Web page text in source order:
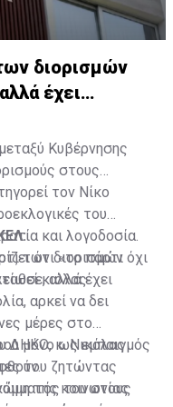
διορισμών
έχει
Κυβέρνησης
στους
τον Νίκο
του
και λογοδοσία.
ότι «το πάρτι
αλλά έχει
των διορισμών όχι
κιόλας.
αρκεί να δει
μέρες στο
ΔΗΚΟ, κ. Νικόλας
του ζητώντας
του στους
μόνο ως εμπαιγμός
της κοινωνίας